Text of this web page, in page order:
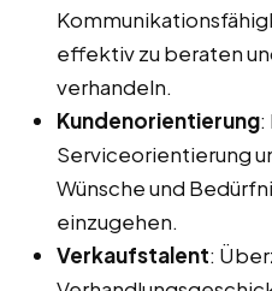
effektiv zu beraten
verhandeln.
Kundenorientierung:
Serviceorientierung
Wünsche und
einzugehen.
Verkaufstalent: